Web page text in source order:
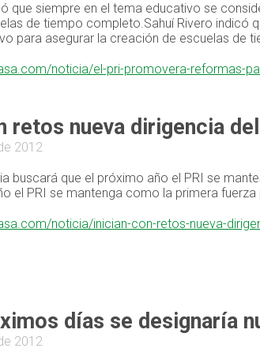
que siempre en el tema educativo se
de tiempo completo.Sahuí Rivero indicó
para asegurar la creación de escuelas de
noticia/el-pri-promovera-reformas-
retos nueva dirigencia
2012
buscará que el próximo año el PRI se
el PRI se mantenga como la primera fuerza
noticia/inician-con-retos-nueva-
días se designaría
2012